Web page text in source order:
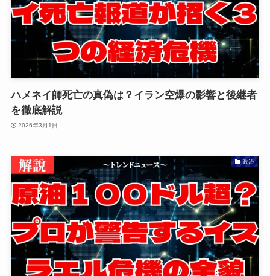
ハメネイ師死亡の真偽は？イラン空爆の影響と後継者
を徹底解説
2026年3月1日
政治